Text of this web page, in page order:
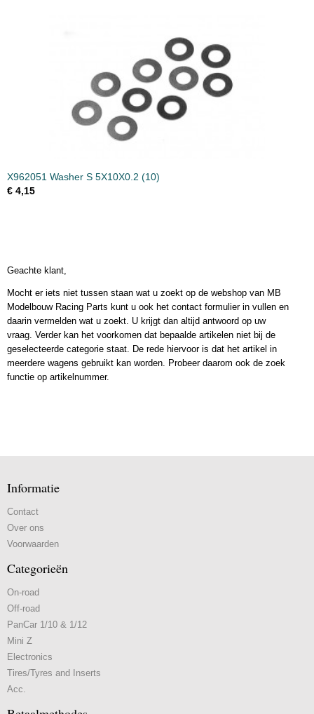
X962051 Washer S 5X10X0.2 (10)
€ 4,15
Geachte klant,
Mocht er iets niet tussen staan wat u zoekt op de webshop van MB
Modelbouw Racing Parts kunt u ook het contact formulier in vullen en
daarin vermelden wat u zoekt. U krijgt dan altijd antwoord op uw
vraag. Verder kan het voorkomen dat bepaalde artikelen niet bij de
geselecteerde categorie staat. De rede hiervoor is dat het artikel in
meerdere wagens gebruikt kan worden. Probeer daarom ook de zoek
functie op artikelnummer.
Informatie
Contact
Over ons
Voorwaarden
Categorieën
On-road
Off-road
PanCar 1/10 & 1/12
Mini Z
Electronics
Tires/Tyres and Inserts
Acc.